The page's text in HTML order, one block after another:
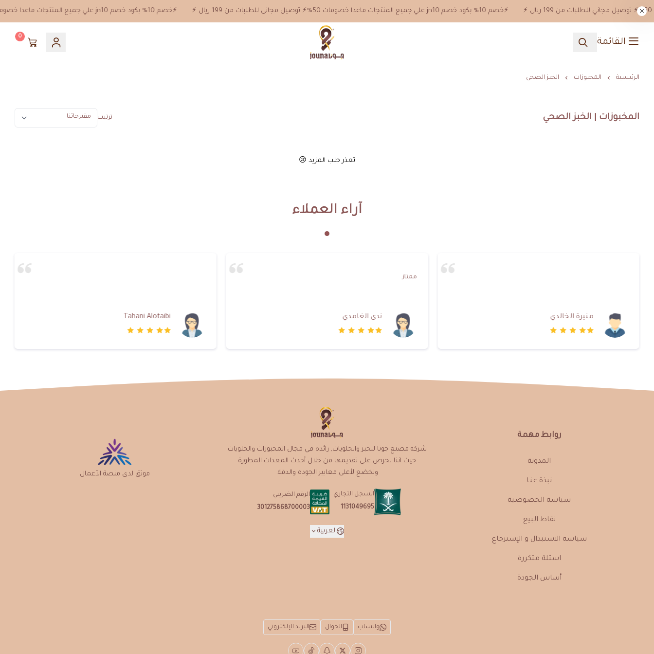
⚡️خصم 10% بكود خصم jn10 علي جميع المنتجات ماعدا خصومات 50%⚡️ توصيل مجاني للطلبات من 199 ريال ⚡️ ⚡️خصم 10% بكود خصم jn10 علي جميع المنتجات ماعدا خصومات 50%⚡️ توصيل مجاني للطلبات من 199 ريال ⚡️
القائمة
جونا
0
الرئيسية المخبوزات الخبز الصحي
المخبوزات | الخبز الصحي ترتيب
تعذر جلب المزيد 😢
آراء العملاء
منيرة الخالدي
ممتاز
ندى الغامدي Tahani Alotaibi
روابط مهمة
المدونة
نبذة عنـا
سياسة الخصوصية
نقاط البيع
سياسة الاستبدال و الإسترجاع
اسئلة متكررة
أساس الجودة
شركة مصنع جونا للخبز والحلويات, رائده في مجال المخبوزات والحلويات
حيث اننا نحرص على تقديمها من خلال أحدث المعدات المطورة
وتخضع لأعلى معايير الجودة والدقة.
السجل التجاري
1131049695
الرقم الضريبي
301275868700003
العربية
موثق لدى منصة الأعمال
واتساب الجوال البريد الإلكتروني